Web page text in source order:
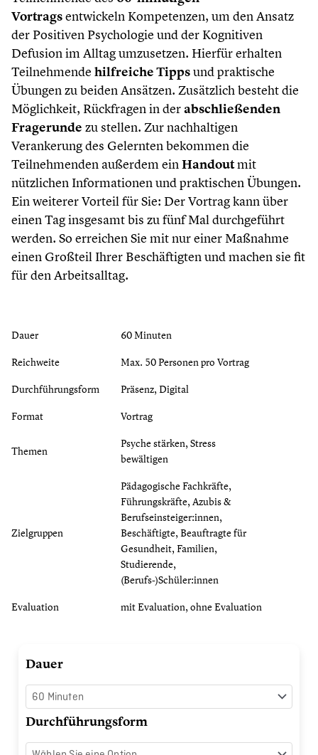
Vortragsentwickeln Kompetenzen, um den Ansatz
der Positiven Psychologie und der Kognitiven
Defusion im Alltag umzusetzen. Hierfür erhalten
Teilnehmende hilfreiche Tippsund praktische
Übungen zu beiden Ansätzen. Zusätzlich besteht die
Möglichkeit, Rückfragen in derabschließenden
Fragerunde zu stellen. Zur nachhaltigen
Verankerung des Gelernten bekommen die
Teilnehmenden außerdem einHandoutmit
nützlichen Informationen und praktischen Übungen.
Ein weiterer Vorteil für Sie: Der Vortrag kann über
einen Tag insgesamt bis zu fünf Mal durchgeführt
werden. So erreichen Sie mit nur einer Maßnahme
einen Großteil Ihrer Beschäftigten und machen sie fit
für den Arbeitsalltag.
Dauer
60 Minuten
Reichweite
Max. 50 Personen pro Vortrag
Durchführungsform
Präsenz, Digital
Format
Vortrag
Themen
Psyche stärken, Stress
bewältigen
Zielgruppen
Pädagogische Fachkräfte,
Führungskräfte, Azubis &
Berufseinsteiger:innen,
Beschäftigte, Beauftragte für
Gesundheit, Familien,
Studierende,
(Berufs-)Schüler:innen
Evaluation
mit Evaluation, ohne Evaluation
Dauer
Durchführungsform
Mentale
im
Einsatz